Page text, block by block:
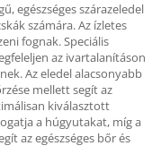
egészséges szárazeledel
számára. Az ízletes
fognak. Speciális
az ivartalanításon
Az eledel alacsonyabb
mellett segít az
kiválasztott
a húgyutakat, míg a
az egészséges bőr és